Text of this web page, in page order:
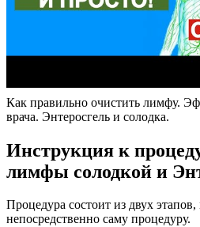
Как правильно очистить лимфу.
врача. Энтеросгель и солодка.
Инструкция к
лимфы солодкой и
Процедура состоит из двух
непосредственно саму процедуру.